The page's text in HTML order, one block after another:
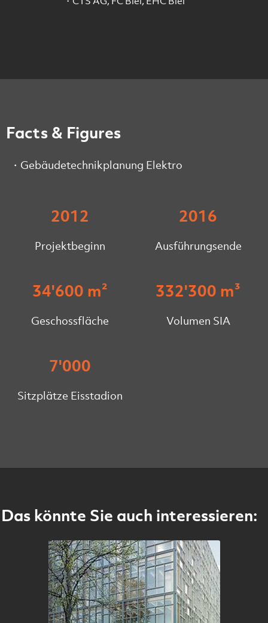
Facts & Figures
Gebäudetechnikplanung Elektro
2012
Projektbeginn
2016
Ausführungsende
34'600 m²
Geschossfläche
332'300 m³
Volumen SIA
7'000
Sitzplätze Eisstadion
Das könnte Sie auch interessieren: